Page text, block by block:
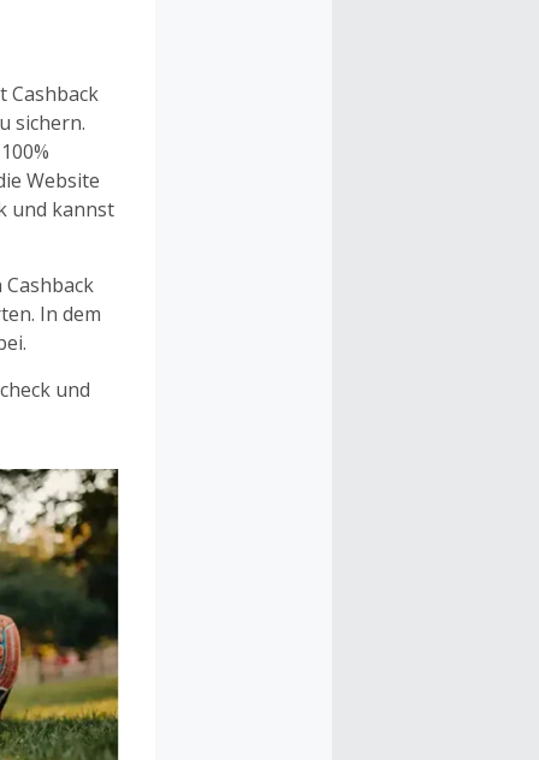
Cashback
sichern.
Website
und kannst
In dem
und